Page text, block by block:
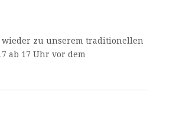
wieder zu unserem traditionellen
ab 17 Uhr vor dem